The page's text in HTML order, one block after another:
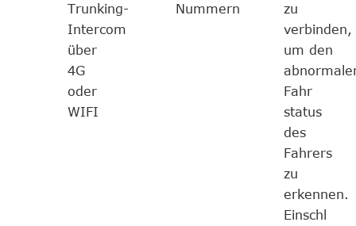
Trunking-
Intercom
über
4G
oder
WIFI
Nummern
zu
verbinden,
um den
Fahr
status
des
Fahrers
zu
erkennen.
Einschl